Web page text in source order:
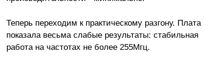
Теперь переходим к практическому разгону. Плата
показала весьма слабые результаты: стабильная
работа на частотах не более 255Мгц.